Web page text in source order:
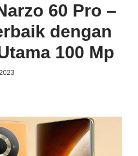
60 Pro –
dengan
100 Mp